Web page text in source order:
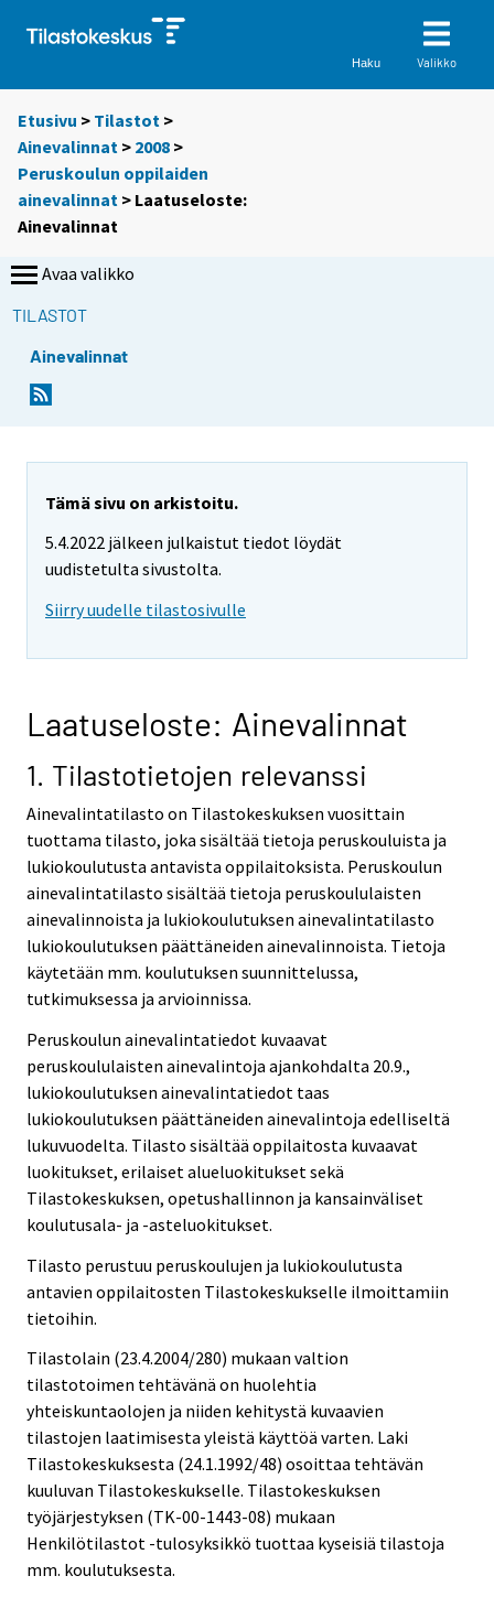
Haku Valikko
Etusivu > Tilastot >
Ainevalinnat > 2008 >
Peruskoulun oppilaiden
ainevalinnat > Laatuseloste:
Ainevalinnat
Avaa valikko
TILASTOT
Ainevalinnat
Tämä sivu on arkistoitu.
5.4.2022 jälkeen julkaistut tiedot löydät
uudistetulta sivustolta.
Siirry uudelle tilastosivulle
Laatuseloste: Ainevalinnat
1. Tilastotietojen relevanssi
Ainevalintatilasto on Tilastokeskuksen vuosittain
tuottama tilasto, joka sisältää tietoja peruskouluista ja
lukiokoulutusta antavista oppilaitoksista. Peruskoulun
ainevalintatilasto sisältää tietoja peruskoululaisten
ainevalinnoista ja lukiokoulutuksen ainevalintatilasto
lukiokoulutuksen päättäneiden ainevalinnoista. Tietoja
käytetään mm. koulutuksen suunnittelussa,
tutkimuksessa ja arvioinnissa.
Peruskoulun ainevalintatiedot kuvaavat
peruskoululaisten ainevalintoja ajankohdalta 20.9.,
lukiokoulutuksen ainevalintatiedot taas
lukiokoulutuksen päättäneiden ainevalintoja edelliseltä
lukuvuodelta. Tilasto sisältää oppilaitosta kuvaavat
luokitukset, erilaiset alueluokitukset sekä
Tilastokeskuksen, opetushallinnon ja kansainväliset
koulutusala- ja -asteluokitukset.
Tilasto perustuu peruskoulujen ja lukiokoulutusta
antavien oppilaitosten Tilastokeskukselle ilmoittamiin
tietoihin.
Tilastolain (23.4.2004/280) mukaan valtion
tilastotoimen tehtävänä on huolehtia
yhteiskuntaolojen ja niiden kehitystä kuvaavien
tilastojen laatimisesta yleistä käyttöä varten. Laki
Tilastokeskuksesta (24.1.1992/48) osoittaa tehtävän
kuuluvan Tilastokeskukselle. Tilastokeskuksen
työjärjestyksen (TK-00-1443-08) mukaan
Henkilötilastot -tulosyksikkö tuottaa kyseisiä tilastoja
mm. koulutuksesta.